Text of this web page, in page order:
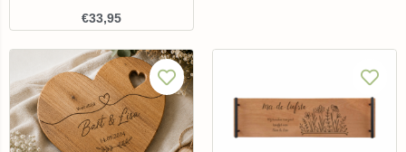
€33,95